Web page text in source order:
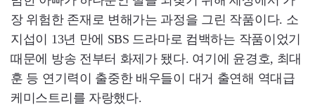
장 위험한 존재로 변해가는 과정을 그린 작품이다. 소
지섭이 13년 만에 SBS 드라마로 컴백하는 작품이었기
때문에 방송 전부터 화제가 됐다. 여기에 윤경호, 최대
훈 등 연기력이 출중한 배우들이 대거 출연해 역대급
케미스트리를 자랑했다.